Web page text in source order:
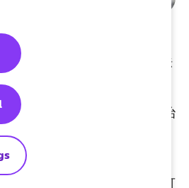
间，如果您长期无法参加工
供帮助。从您长期病假或无法
为您支付病假工资。
价之宝。
承担牙科治
时间限制，并符合法规和
的投保人可